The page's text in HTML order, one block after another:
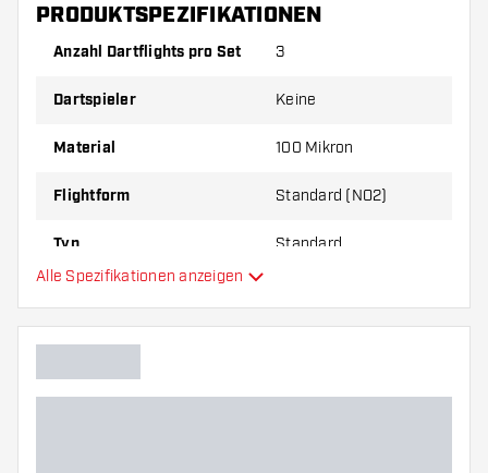
Probieren Sie eine andere Form, ein anderes
um herauszufinden, welche Variante am besten
zu Ihnen passt!
PRODUKTSPEZIFIKATIONEN
Anzahl Dartflights pro Set 3
Dartspieler Keine
Material 100 Mikron
Flightform Standard (NO2)
Typ Standard
Hauptfarbe
Alle Spezifikationen anzeigen